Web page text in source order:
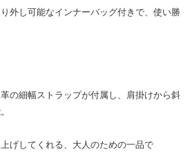
外し可能なインナーバッグ付きで、使い勝
の細幅ストラップが付属し、肩掛けから斜
能。
げしてくれる、大人のための一品で